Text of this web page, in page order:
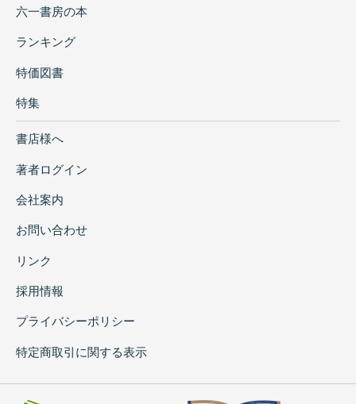
六一書房の本
ランキング
特価図書
特集
書店様へ
著者ログイン
会社案内
お問い合わせ
リンク
採用情報
プライバシーポリシー
特定商取引に関する表示